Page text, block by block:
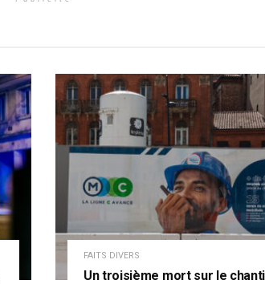
FAITS DIVERS
Un troisième mort sur le